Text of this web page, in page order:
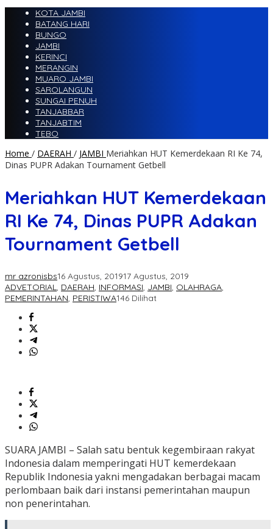
KOTA JAMBI
BATANG HARI
BUNGO
JAMBI
KERINCI
MERANGIN
MUARO JAMBI
SAROLANGUN
SUNGAI PENUH
TANJABBAR
TANJABTIM
TEBO
Home / DAERAH / JAMBI Meriahkan HUT Kemerdekaan RI Ke 74,
Dinas PUPR Adakan Tournament Getbell
Meriahkan HUT Kemerdekaan
RI Ke 74, Dinas PUPR Adakan
Tournament Getbell
mr azronisbs16 Agustus, 201917 Agustus, 2019
ADVETORIAL, DAERAH, INFORMASI, JAMBI, OLAHRAGA,
PEMERINTAHAN, PERISTIWA146 Dilihat
SUARA JAMBI – Salah satu bentuk kegembiraan rakyat
Indonesia dalam memperingati HUT kemerdekaan
Republik Indonesia yakni mengadakan berbagai macam
perlombaan baik dari instansi pemerintahan maupun
non penerintahan.